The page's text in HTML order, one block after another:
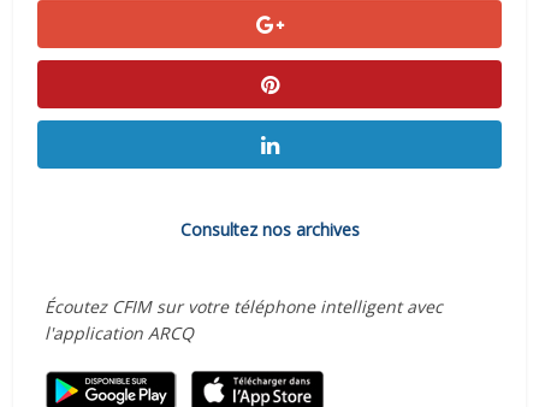
Consultez nos archives
Écoutez CFIM sur votre téléphone intelligent avec
l'application ARCQ